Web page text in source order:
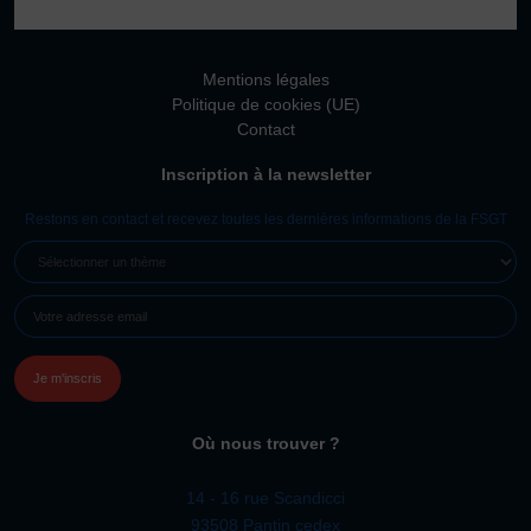
Vivicittà
Réaffiliation
Prise de licence
JE SOUHAITE TROUVER UN COMITÉ
JE SOUHAITE ADHÉRER
Affiliation
Honorabilité
Certificat Médical
Mentions légales
Politique de cookies (UE)
Contact
Inscription à la newsletter
Restons en contact et recevez toutes les dernières informations de la FSGT
UN
(NÉCESSAIRE)
MAIL
Où nous trouver ?
14 - 16 rue Scandicci
93508 Pantin cedex